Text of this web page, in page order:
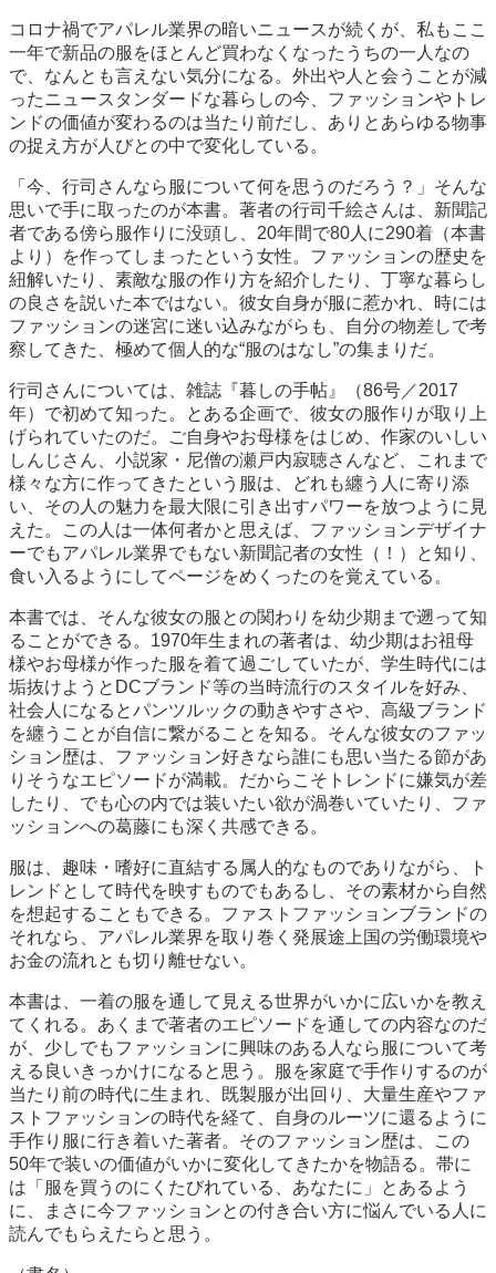
コロナ禍でアパレル業界の暗いニュースが続くが、私もここ
一年で新品の服をほとんど買わなくなったうちの一人なの
で、なんとも言えない気分になる。外出や人と会うことが減
ったニュースタンダードな暮らしの今、ファッションやトレ
ンドの価値が変わるのは当たり前だし、ありとあらゆる物事
の捉え方が人びとの中で変化している。
「今、行司さんなら服について何を思うのだろう？」そんな
思いで手に取ったのが本書。著者の行司千絵さんは、新聞記
者である傍ら服作りに没頭し、20年間で80人に290着（本書
より）を作ってしまったという女性。ファッションの歴史を
紐解いたり、素敵な服の作り方を紹介したり、丁寧な暮らし
の良さを説いた本ではない。彼女自身が服に惹かれ、時には
ファッションの迷宮に迷い込みながらも、自分の物差しで考
察してきた、極めて個人的な“服のはなし”の集まりだ。
行司さんについては、雑誌『暮しの手帖』（86号／2017
年）で初めて知った。とある企画で、彼女の服作りが取り上
げられていたのだ。ご自身やお母様をはじめ、作家のいしい
しんじさん、小説家・尼僧の瀬戸内寂聴さんなど、これまで
様々な方に作ってきたという服は、どれも纏う人に寄り添
い、その人の魅力を最大限に引き出すパワーを放つように見
えた。この人は一体何者かと思えば、ファッションデザイナ
ーでもアパレル業界でもない新聞記者の女性（！）と知り、
食い入るようにしてページをめくったのを覚えている。
本書では、そんな彼女の服との関わりを幼少期まで遡って知
ることができる。1970年生まれの著者は、幼少期はお祖母
様やお母様が作った服を着て過ごしていたが、学生時代には
垢抜けようとDCブランド等の当時流行のスタイルを好み、
社会人になるとパンツルックの動きやすさや、高級ブランド
を纏うことが自信に繋がることを知る。そんな彼女のファッ
ション歴は、ファッション好きなら誰にも思い当たる節があ
りそうなエピソードが満載。だからこそトレンドに嫌気が差
したり、でも心の内では装いたい欲が渦巻いていたり、ファ
ッションへの葛藤にも深く共感できる。
服は、趣味・嗜好に直結する属人的なものでありながら、ト
レンドとして時代を映すものでもあるし、その素材から自然
を想起することもできる。ファストファッションブランドの
それなら、アパレル業界を取り巻く発展途上国の労働環境や
お金の流れとも切り離せない。
本書は、一着の服を通して見える世界がいかに広いかを教え
てくれる。あくまで著者のエピソードを通しての内容なのだ
が、少しでもファッションに興味のある人なら服について考
える良いきっかけになると思う。服を家庭で手作りするのが
当たり前の時代に生まれ、既製服が出回り、大量生産やファ
ストファッションの時代を経て、自身のルーツに還るように
手作り服に行き着いた著者。そのファッション歴は、この
50年で装いの価値がいかに変化してきたかを物語る。帯に
は「服を買うのにくたびれている、あなたに」とあるよう
に、まさに今ファッションとの付き合い方に悩んでいる人に
読んでもらえたらと思う。